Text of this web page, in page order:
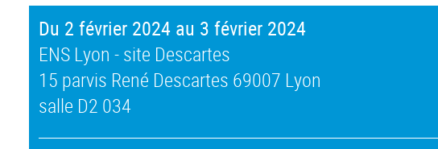
Du 2 février 2024 au 3 février 2024
ENS Lyon - site Descartes
15 parvis René Descartes 69007 Lyon
salle D2 034